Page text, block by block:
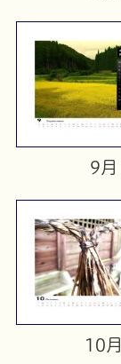
9月
10月